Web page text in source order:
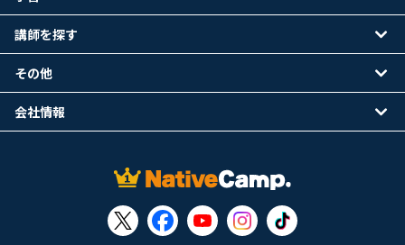
講師を探す
その他
会社情報